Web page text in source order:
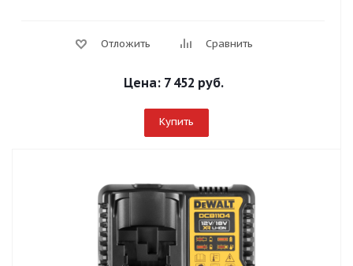
Отложить Сравнить
Цена: 7 452 руб.
Купить